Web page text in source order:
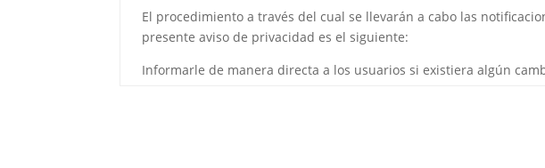
El procedimiento a través del cual se llevarán a cabo las
presente aviso de privacidad es el siguiente:
Informarle de manera directa a los usuarios si existiera algún